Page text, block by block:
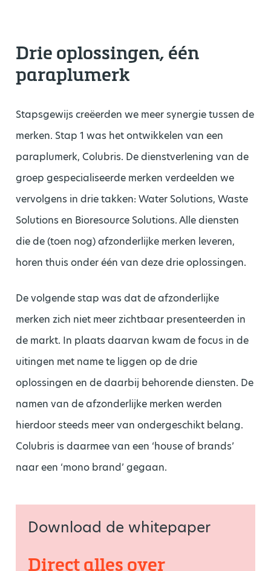
Drie oplossingen, één
paraplumerk
Stapsgewijs creëerden we meer synergie tussen de
merken. Stap 1 was het ontwikkelen van een
paraplumerk, Colubris. De dienstverlening van de
groep gespecialiseerde merken verdeelden we
vervolgens in drie takken: Water Solutions, Waste
Solutions en Bioresource Solutions. Alle diensten
die de (toen nog) afzonderlijke merken leveren,
horen thuis onder één van deze drie oplossingen.
De volgende stap was dat de afzonderlijke
merken zich niet meer zichtbaar presenteerden in
de markt. In plaats daarvan kwam de focus in de
uitingen met name te liggen op de drie
oplossingen en de daarbij behorende diensten. De
namen van de afzonderlijke merken werden
hierdoor steeds meer van ondergeschikt belang.
Colubris is daarmee van een ‘house of brands’
naar een ‘mono brand’ gegaan.
Download de whitepaper
Direct alles over